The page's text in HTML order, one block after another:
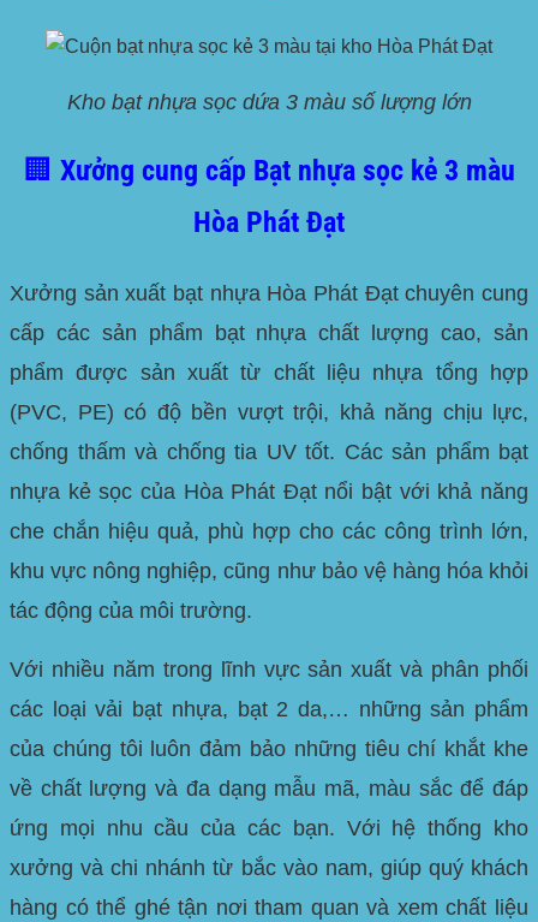
Kho bạt nhựa sọc dứa 3 màu số lượng lớn
🏢 Xưởng cung cấp Bạt nhựa sọc kẻ 3 màu
Hòa Phát Đạt
Xưởng sản xuất bạt nhựa Hòa Phát Đạt chuyên cung
cấp các sản phẩm bạt nhựa chất lượng cao, sản
phẩm được sản xuất từ chất liệu nhựa tổng hợp
(PVC, PE) có độ bền vượt trội, khả năng chịu lực,
chống thấm và chống tia UV tốt. Các sản phẩm bạt
nhựa kẻ sọc của Hòa Phát Đạt nổi bật với khả năng
che chắn hiệu quả, phù hợp cho các công trình lớn,
khu vực nông nghiệp, cũng như bảo vệ hàng hóa khỏi
tác động của môi trường.
Với nhiều năm trong lĩnh vực sản xuất và phân phối
các loại vải bạt nhựa, bạt 2 da,… những sản phẩm
của chúng tôi luôn đảm bảo những tiêu chí khắt khe
về chất lượng và đa dạng mẫu mã, màu sắc để đáp
ứng mọi nhu cầu của các bạn. Với hệ thống kho
xưởng và chi nhánh từ bắc vào nam, giúp quý khách
hàng có thể ghé tận nơi tham quan và xem chất liệu